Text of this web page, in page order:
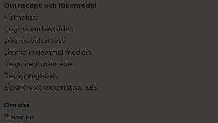
Om recept och läkemedel
Fullmakter
Högkostnadsskyddet
Läkemedelsutbyte
Lämna in gammal medicin
Resa med läkemedel
Receptregistret
Elektroniskt expertstöd, EES
Om oss
Pressrum